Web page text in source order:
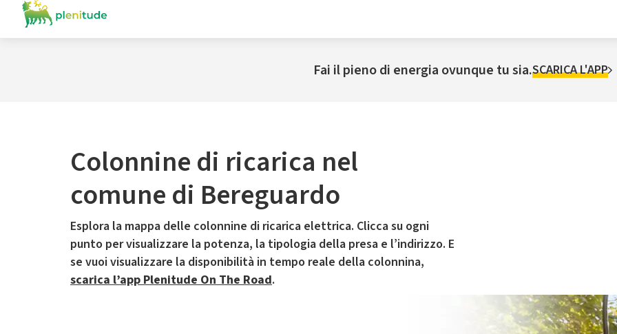
Fai il pieno di energia ovunque tu sia.SCARICA L'APP
Colonnine di ricarica nel
comune di Bereguardo
Esplora la mappa delle colonnine di ricarica elettrica. Clicca su ogni
punto per visualizzare la potenza, la tipologia della presa e l’indirizzo. E
se vuoi visualizzare la disponibilità in tempo reale della colonnina,
scarica l’app Plenitude On The Road.